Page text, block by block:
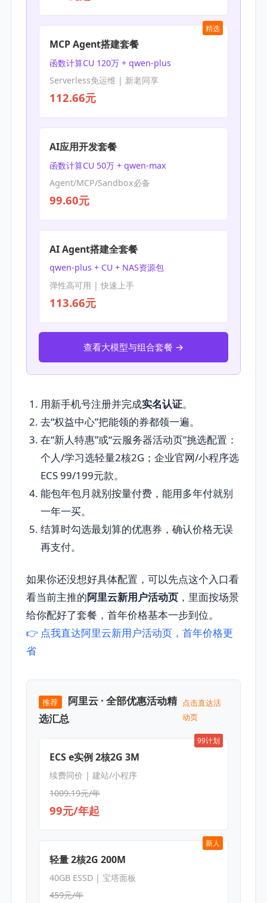
精选
MCP Agent搭建套餐
函数计算CU 120万 + qwen-plus
Serverless免运维 | 新老同享
112.66元
AI应用开发套餐
函数计算CU 50万 + qwen-max
Agent/MCP/Sandbox必备
99.60元
AI Agent搭建全套餐
qwen-plus + CU + NAS资源包
弹性高可用 | 快速上手
113.66元
查看大模型与组合套餐 →
用新手机号注册并完成实名认证。
去“权益中心”把能领的券都领一遍。
在“新人特惠”或“云服务器活动页”挑选配置：
个人/学习选轻量2核2G；企业官网/小程序选
ECS 99/199元款。
能包年包月就别按量付费，能用多年付就别
一年一买。
结算时勾选最划算的优惠券，确认价格无误
再支付。
如果你还没想好具体配置，可以先点这个入口看
看当前主推的阿里云新用户活动页 ，里面按场景
给你配好了套餐，首年价格基本一步到位。
👉 点我直达阿里云新用户活动页，首年价格更
省
推荐
阿里云 · 全部优惠活动精
选汇总
点击直达活
动页
99计划
ECS e实例 2核2G 3M
续费同价 | 建站/小程序
1009.19元/年
99元/年起
新人
轻量 2核2G 200M
40GB ESSD | 宝塔面板
459元/年